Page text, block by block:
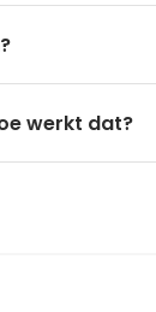
werkt dat?